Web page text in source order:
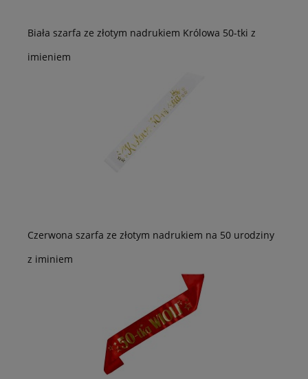
Biała szarfa ze złotym nadrukiem Królowa 50-tki z
imieniem
Czerwona szarfa ze złotym nadrukiem na 50 urodziny
z iminiem